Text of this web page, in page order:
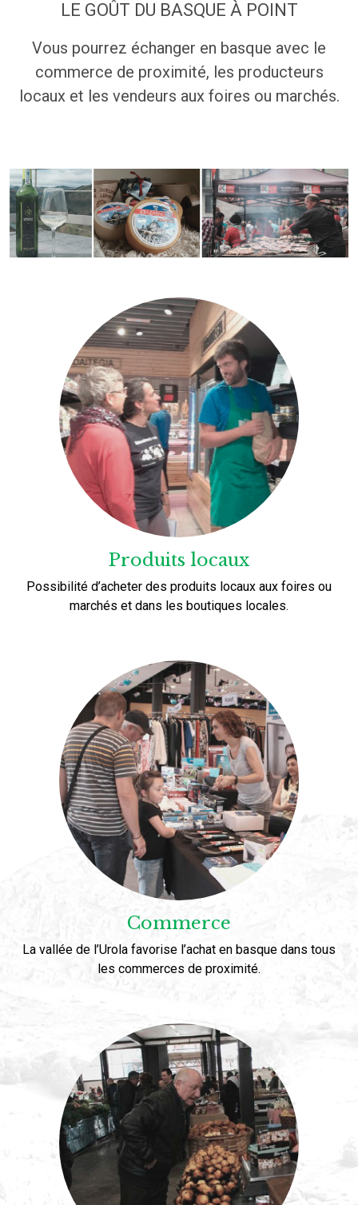
LE GOÛT DU BASQUE À POINT
Vous pourrez échanger en basque avec le
commerce de proximité, les producteurs
locaux et les vendeurs aux foires ou marchés.
Produits locaux
Possibilité d’acheter des produits locaux aux foires ou
marchés et dans les boutiques locales.
Commerce
La vallée de l’Urola favorise l’achat en basque dans tous
les commerces de proximité.